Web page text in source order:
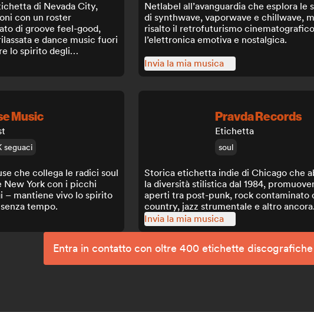
di Nevada City,
con un roster
di groove feel-good,
e dance music fuori
lo spirito degli
Netlabel all’avanguardia che esplora le
di synthwave, vaporwave e chillwave,
risalto il retrofuturismo
l’elettronica emotiva e nostalgica.
Invia la mia musica
Music
seguaci
che collega le radici soul
New York con i picchi
– mantiene vivo lo spirito
tempo.
Pravda Records
Etichetta
soul
Storica etichetta indie di Chicago che
la diversità stilistica dal 1984,
aperti tra post-punk, rock contaminato
country, jazz strumentale e altro ancora.
Invia la mia musica
Entra in contatto con oltre 400 etichette discografiche